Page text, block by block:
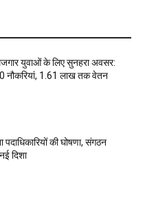
युवाओं के लिए सुनहरा अवसर:
नौकरियां, ₹1.61 लाख तक वेतन
पदाधिकारियों की घोषणा, संगठन
दिशा